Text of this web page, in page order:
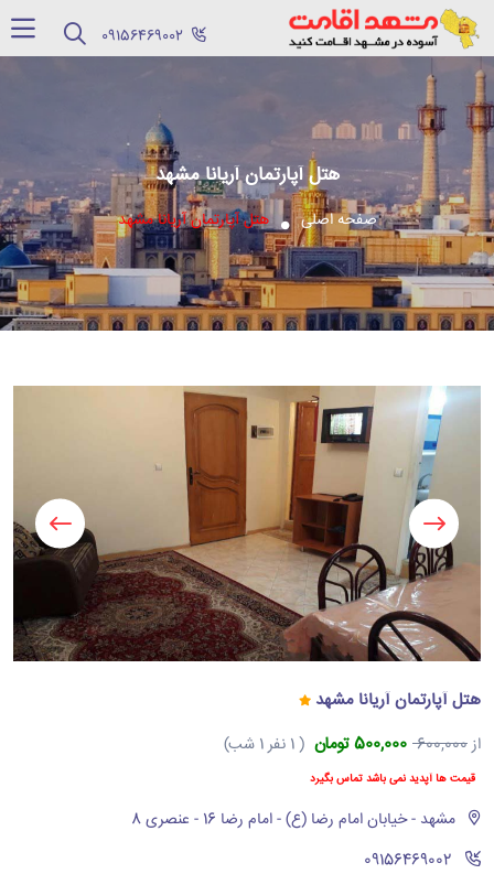
هتل آپارتمان آریانا مشهد
صفحه اصلی هتل آپارتمان آریانا مشهد
هتل آپارتمان آریانا مشهد
از600,000 500,000 تومان ( 1 نفر 1 شب)
قیمت ها آپدید نمی باشد تماس بگیرد
مشهد - خیابان امام رضا (ع) - امام رضا 16 - عنصری 8
‪09156469002‬